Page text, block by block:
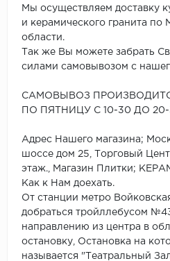
Мы осуществляем доставку
и керамического гранита по
области.
Так же Вы можете забрать
силами самовывозом с
САМОВЫВОЗ
ПО ПЯТНИЦУ С 10-30 ДО
Адрес Нашего магазина;
шоссе дом 25, Торговый
этаж., Магазин Плитки;
Как к Нам доехать.
От станции метро
добраться тройллебусом
направлению из центра в
остановку, Остановка на
называется "Театральный